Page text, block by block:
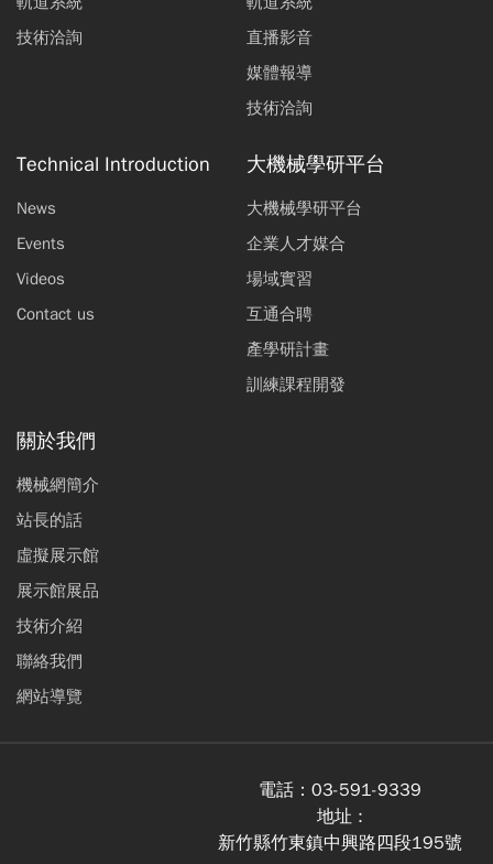
技術洽詢
直播影音
媒體報導
技術洽詢
Technical Introduction
News
Events
Videos
Contact us
大機械學研平台
大機械學研平台
企業人才媒合
場域實習
互通合聘
產學研計畫
訓練課程開發
關於我們
機械網簡介
站長的話
虛擬展示館
展示館展品
技術介紹
聯絡我們
網站導覽
電話： 03-591-9339
地址 :
新竹縣竹東鎮中興路四段195號